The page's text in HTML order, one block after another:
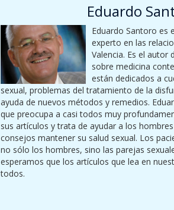
Eduardo
Eduardo Santoro es
experto en las
Valencia. Es el autor
sobre medicina
están dedicados a
sexual, problemas del tratamiento de la
ayuda de nuevos métodos y remedios.
que preocupa a casi todos muy
sus artículos y trata de ayudar a los
consejos mantener su salud sexual. Los
no sólo los hombres, sino las parejas
esperamos que los artículos que lea en
todos.